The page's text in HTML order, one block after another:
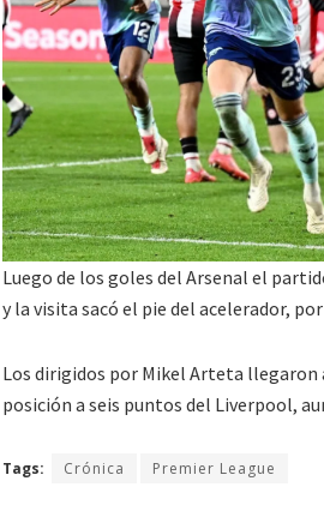
Luego de los goles del Arsenal el
y la visita sacó el pie del acelerador,
Los dirigidos por Mikel Arteta llegaron
posición a seis puntos del Liverpool,
Tags: Crónica Premier League